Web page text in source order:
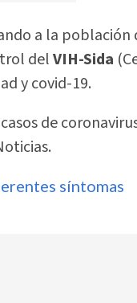
a la
delVIH-Sida
y covid-19.
de
síntomas